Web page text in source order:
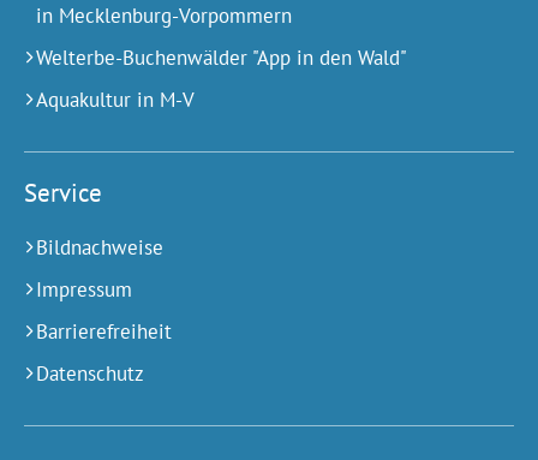
in Mecklenburg-Vorpommern
Welterbe-Buchenwälder "App in den Wald"
Aquakultur in M-V
Service
Bildnachweise
Impressum
Barrierefreiheit
Datenschutz